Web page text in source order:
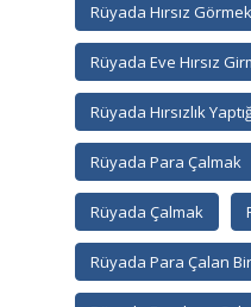
Rüyada Hırsız Görmek
Rüyada Eve Hırsız
Rüyada Hırsızlık
Rüyada Para Çalmak
Rüyada Çalmak
Rüyada Para Çalan